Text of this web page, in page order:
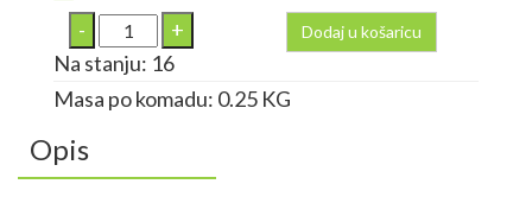
Dodaj u košaricu
Na stanju: 16
Masa po komadu: 0.25 KG
Opis